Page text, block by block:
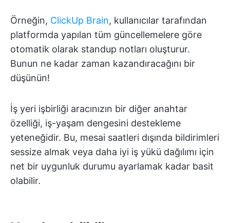
Örneğin, ClickUp Brain, kullanıcılar tarafından
platformda yapılan tüm güncellemelere göre
otomatik olarak standup notları oluşturur.
Bunun ne kadar zaman kazandıracağını bir
düşünün!
İş yeri işbirliği aracınızın bir diğer anahtar
özelliği, iş-yaşam dengesini destekleme
yeteneğidir. Bu, mesai saatleri dışında bildirimleri
sessize almak veya daha iyi iş yükü dağılımı için
net bir uygunluk durumu ayarlamak kadar basit
olabilir.